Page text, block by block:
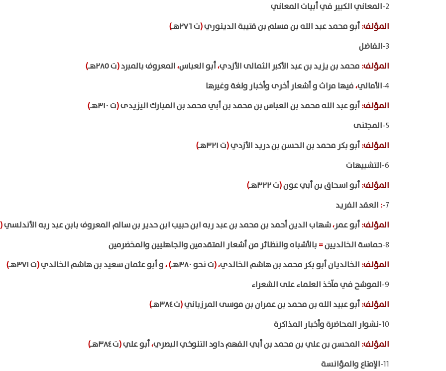
2- المعاني الكبير في أبيات المعاني
المؤلف:أبو محمد عبد الله بن مسلم بن قتيبة الدينوري(ت ٢٧٦هـ
)
3- الفاضل
المؤلف: محمد بن يزيد بن عبد الأكبر الثمالى الأزدي،أبو العباس،المعروف بالمبرد(ت ٢٨٥هـ
)
4- الأمالي،فيها مراث و أشعار أخرى وأخبار ولغة وغيرها
المؤلف:أبو عبد الله محمد بن العباس بن محمد بن أبي محمد بن المبارك اليزيدى(ت ٣١٠هـ
)
5- المجتنى
المؤلف:أبو بكر محمد بن الحسن بن دريد الأزدي(ت ٣٢١هـ
)
6- التشبيهات
المؤلف:أبو اسحاق بن أبي عون(ت ٣٢٢هـ
)
7-
: العقد الفريد
المؤلف:أبو عمر،شهاب الدين أحمد بن محمد بن عبد ربه ابن حبيب ابن حدير بن سالم المعروف بابن عبد ربه الأندلسي(
8- حماسة الخالديين= بالأشباه والنظائر من أشعار المتقدمين والجاهليين والمخضرمين
المؤلف: الخالديان أبو بكر محمد بن هاشم الخالدي،(ت نحو ٣٨٠هـ )،و أبو عثمان سعيد بن هاشم الخالدي(ت ٣٧١هـ
)
9- الموشح في مآخذ العلماء على الشعراء
المؤلف:أبو عبيد الله بن محمد بن عمران بن موسى المرزباني(ت ٣٨٤هـ
)
10- نشوار المحاضرة وأخبار المذاكرة
المؤلف: المحسن بن علي بن محمد بن أبي الفهم داود التنوخي البصري،أبو علي(ت ٣٨٤هـ
)
11- الإمتاع والمؤانسة